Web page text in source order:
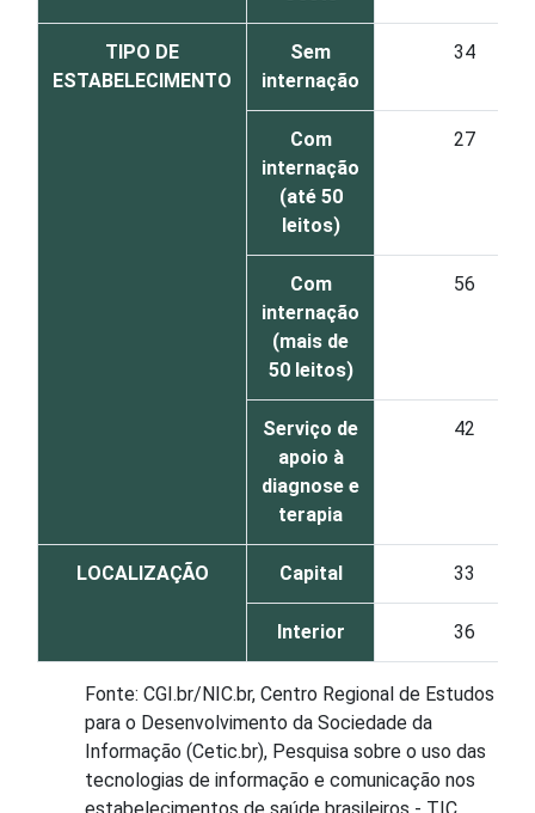
TIPO DE
ESTABELECIMENTO
Sem
internação
34
Com
internação
(até 50
leitos)
27
Com
internação
(mais de
50 leitos)
56
Serviço de
apoio à
diagnose e
terapia
42
LOCALIZAÇÃO Capital 33
Interior 36
Fonte: CGI.br/NIC.br, Centro Regional de Estudos
para o Desenvolvimento da Sociedade da
Informação (Cetic.br), Pesquisa sobre o uso das
tecnologias de informação e comunicação nos